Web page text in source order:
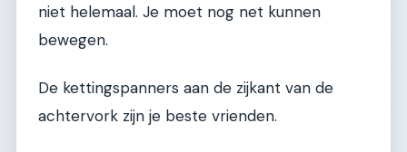
niet helemaal. Je moet nog net kunnen
bewegen.
De kettingspanners aan de zijkant van de
achtervork zijn je beste vrienden.